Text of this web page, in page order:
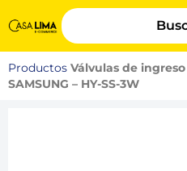
Productos Válvulas de
SAMSUNG – HY-SS-3W